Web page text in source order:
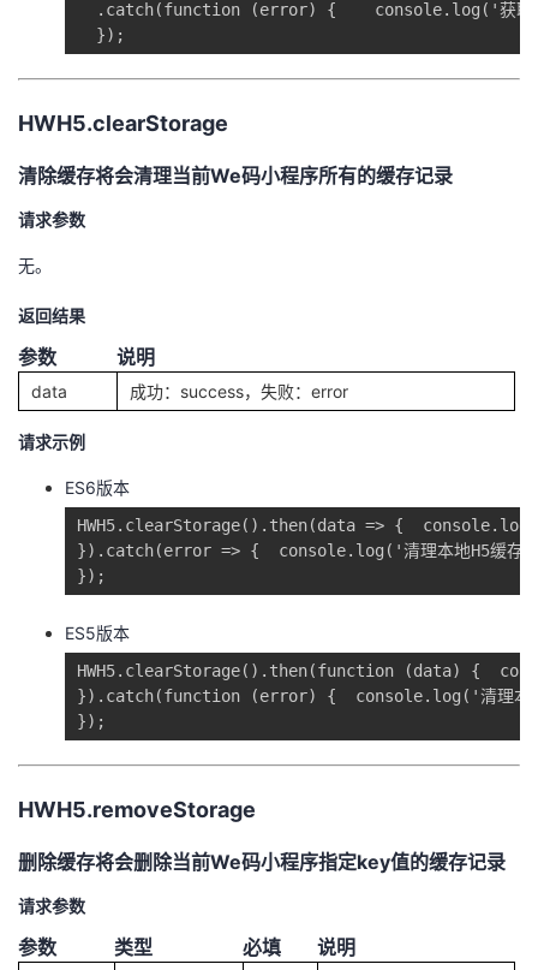
.catch(function (error) {    console.log('获取
});
HWH5.clearStorage
清除缓存将会清理当前We码小程序所有的缓存记录
请求参数
无。
返回结果
参数 说明
data 成功：success，失败：error
请求示例
ES6版本
HWH5.clearStorage().then(data => {
}).catch(error => {  console.log('清理本地H5缓
});
ES5版本
HWH5.clearStorage().then(function (data) {
}).catch(function (error) {  console.log('清理本
});
HWH5.removeStorage
删除缓存将会删除当前We码小程序指定key值的缓存记录
请求参数
参数 类型 必填 说明